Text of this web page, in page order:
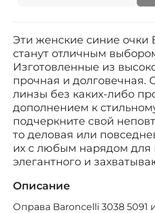
Эти женские синие очки
станут отличным
Изготовленные из
прочная и долговечная.
линзы без каких-либо
дополнением к
подчеркните свой
то деловая или
их с любым нарядом для
элегантного и
Описание
Оправа Baroncelli 3038 5091